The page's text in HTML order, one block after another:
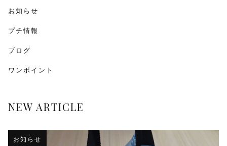
お知らせ
プチ情報
ブログ
ワンポイント
NEW ARTICLE
お知らせ